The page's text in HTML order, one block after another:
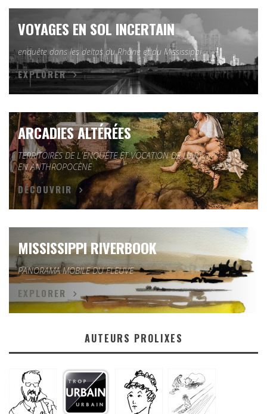
VOYAGES EN SOL INCERTAIN
enquête dans les deltas du Rhône et du Mississippi
EXPLORER
ARCADIES ALTÉRÉES
TERRITOIRES DE L'ENQUÊTE ET VOCATION DE L'ART
EN ANTHROPOCÈNE
DÉCOUVRIR
MISSISSIPPI RIVERBOOK
PANORAMA MOBILE DU FLEUVE
EXPLORER
AUTEURS PROLIXES